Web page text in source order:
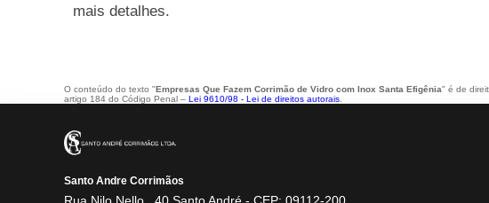
mais detalhes.
O conteúdo do texto "Empresas Que Fazem Corrimão de Vidro com Inox Santa Efigênia" é de
artigo 184 do Código Penal – Lei 9610/98 - Lei de direitos autorais
Santo Andre Corrimãos
Rua Nilo Nello , 40 Santo André - CEP: 09112-200